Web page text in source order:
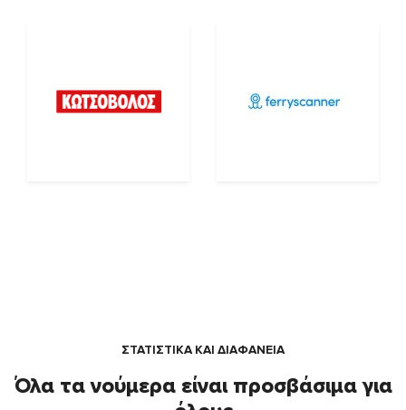
ΣΤΑΤΙΣΤΙΚΑ ΚΑΙ ΔΙΑΦΑΝΕΙΑ
Όλα τα νούμερα είναι προσβάσιμα για